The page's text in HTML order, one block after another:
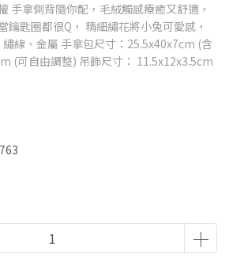
手拿側背隨你配，毛絨觸感療癒又舒適，
鑰匙圈都很Q， 精細繡花將小兔可愛感，
線、金屬 手拿包尺寸：25.5x40x7cm (含
(可自由調整) 吊飾尺寸： 11.5x12x3.5cm